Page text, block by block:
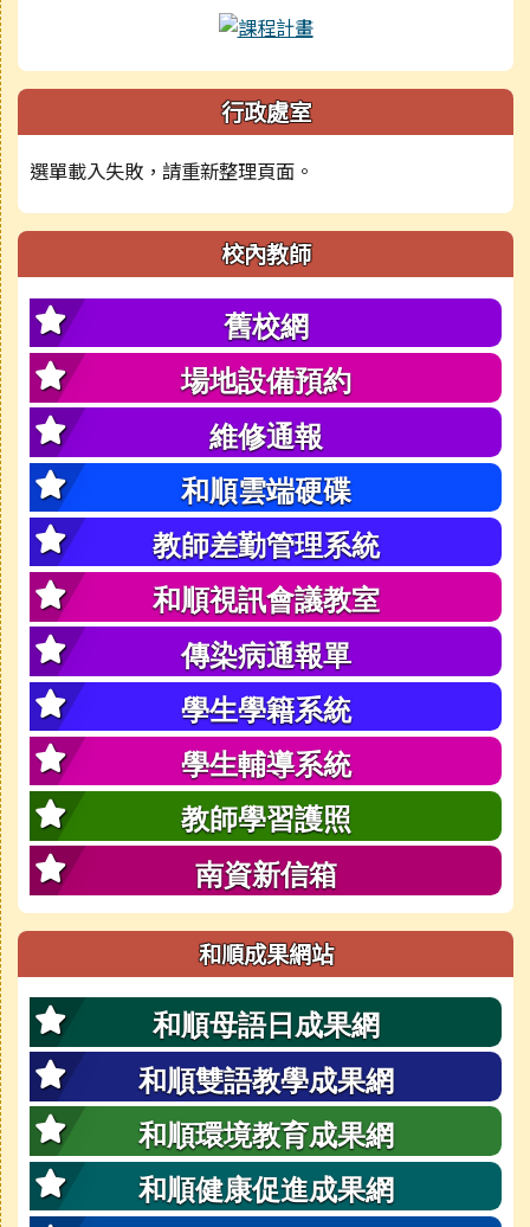
行政處室
選單載入失敗，請重新整理頁面。
校內教師
舊校網
場地設備預約
維修通報
和順雲端硬碟
教師差勤管理系統
和順視訊會議教室
傳染病通報單
學生學籍系統
學生輔導系統
教師學習護照
南資新信箱
和順成果網站
和順母語日成果網
和順雙語教學成果網
和順環境教育成果網
和順健康促進成果網